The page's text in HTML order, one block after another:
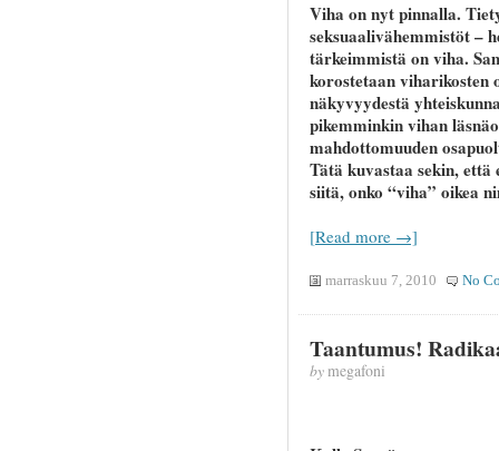
Viha on nyt pinnalla.
seksuaalivähemmistöt –
tärkeimmistä on viha.
korostetaan viharikosten
näkyvyydestä
pikemminkin vihan
mahdottomuuden
Tätä kuvastaa sekin, että
siitä, onko “viha” oikea
[Read more →]
marraskuu 7, 2010 No
Taantumus!
bymegafoni